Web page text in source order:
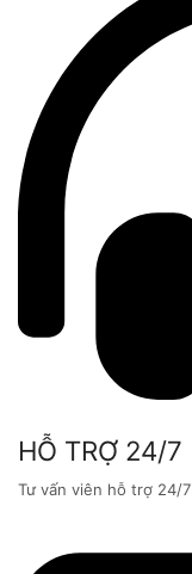
HỖ TRỢ 24/7
Tư vấn viên hỗ trợ 24/7